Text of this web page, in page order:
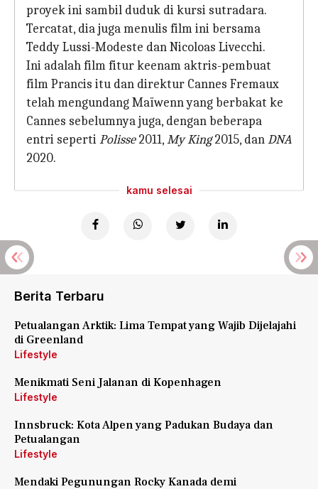
proyek ini sambil duduk di kursi sutradara.
Tercatat, dia juga menulis film ini bersama
Teddy Lussi-Modeste dan Nicoloas Livecchi.
Ini adalah film fitur keenam aktris-pembuat
film Prancis itu dan direktur Cannes Fremaux
telah mengundang Maïwenn yang berbakat ke
Cannes sebelumnya juga, dengan beberapa
entri sepertiPolisse2011,My King2015, danDNA
2020.
kamu selesai
Berita Terbaru
Petualangan Arktik: Lima Tempat yang Wajib Dijelajahi
di Greenland
Lifestyle
Menikmati Seni Jalanan di Kopenhagen
Lifestyle
Innsbruck: Kota Alpen yang Padukan Budaya dan
Petualangan
Lifestyle
Mendaki Pegunungan Rocky Kanada demi